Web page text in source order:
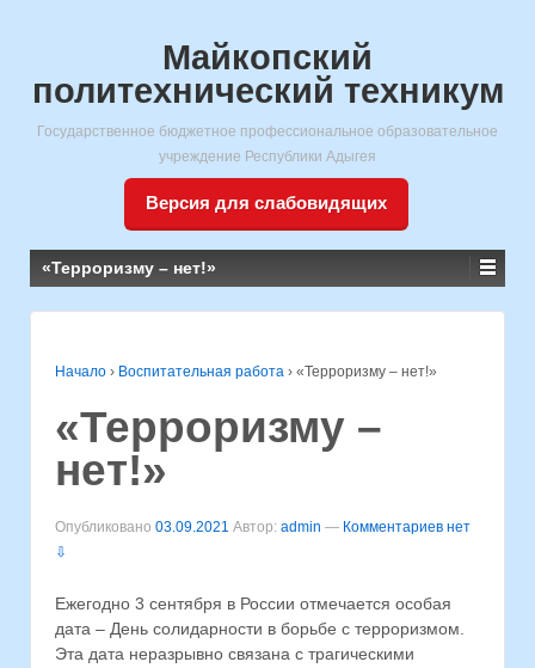
Майкопский
политехнический техникум
Государственное бюджетное профессиональное образовательное
учреждение Республики Адыгея
Версия для слабовидящих
«Терроризму – нет!»
Начало › Воспитательная работа › «Терроризму – нет!»
«Терроризму –
нет!»
Опубликовано 03.09.2021 Автор: admin — Комментариев нет
⇩
Ежегодно 3 сентября в России отмечается особая
дата – День солидарности в борьбе с терроризмом.
Эта дата неразрывно связана с трагическими